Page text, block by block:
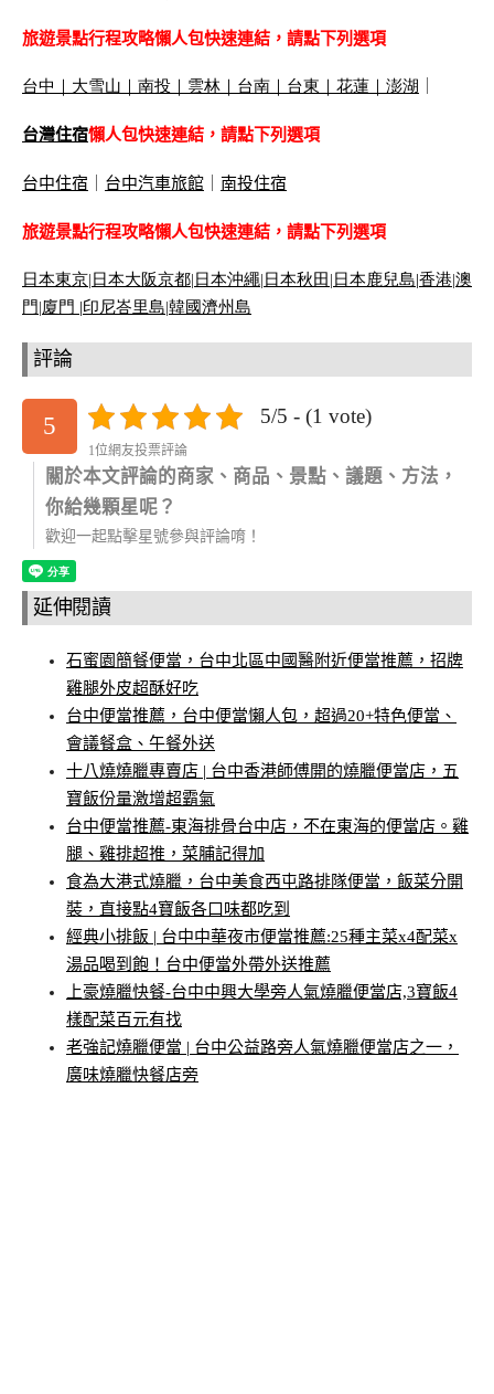
旅遊景點行程攻略懶人包快速連結，請點下列選項
台中 大雪山 南投 雲林 台南 台東 花蓮 澎湖
台灣住宿懶人包快速連結，請點下列選項
台中住宿 台中汽車旅館 南投住宿
旅遊景點行程攻略懶人包快速連結，請點下列選項
日本東京| 日本大阪京都| 日本沖繩| 日本秋田 | 日本鹿兒島|香港|澳
門|廈門 |印尼峇里島|韓國濟州島
評論
5 5/5 - (1 vote)
1位網友投票評論
關於本文評論的商家、商品、景點、議題、方法，
你給幾顆星呢？
歡迎一起點擊星號參與評論唷！
延伸閱讀
石蜜園簡餐便當，台中北區中國醫附近便當推薦，招牌
雞腿外皮超酥好吃
台中便當推薦，台中便當懶人包，超過20+特色便當、
會議餐盒、午餐外送
十八燒燒臘專賣店 | 台中香港師傅開的燒臘便當店，五
寶飯份量激增超霸氣
台中便當推薦-東海排骨台中店，不在東海的便當店。雞
腿、雞排超推，菜脯記得加
食為大港式燒臘，台中美食西屯路排隊便當，飯菜分開
裝，直接點4寶飯各口味都吃到
經典小排飯 | 台中中華夜市便當推薦:25種主菜x4配菜x
湯品喝到飽！台中便當外帶外送推薦
上豪燒臘快餐-台中中興大學旁人氣燒臘便當店,3寶飯4
樣配菜百元有找
老強記燒臘便當 | 台中公益路旁人氣燒臘便當店之一，
廣味燒臘快餐店旁